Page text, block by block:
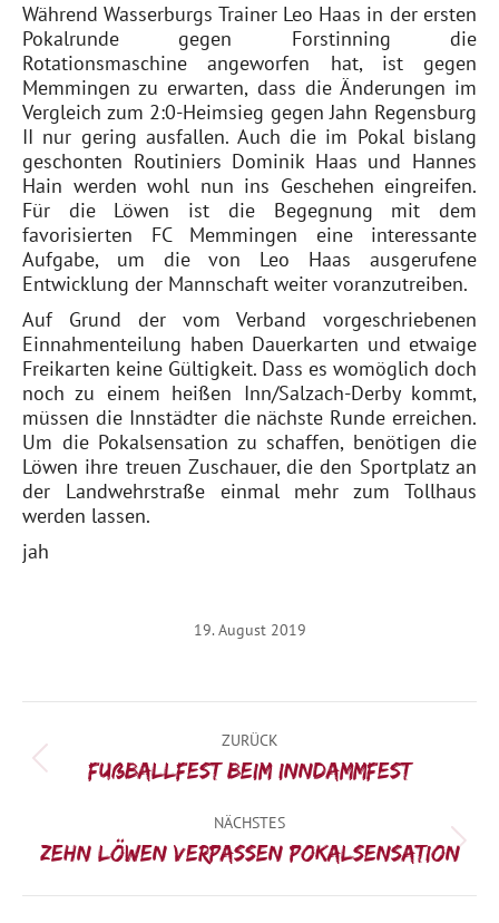
Während Wasserburgs Trainer Leo Haas in der ersten
Pokalrunde gegen Forstinning die
Rotationsmaschine angeworfen hat, ist gegen
Memmingen zu erwarten, dass die Änderungen im
Vergleich zum 2:0-Heimsieg gegen Jahn Regensburg
II nur gering ausfallen. Auch die im Pokal bislang
geschonten Routiniers Dominik Haas und Hannes
Hain werden wohl nun ins Geschehen eingreifen.
Für die Löwen ist die Begegnung mit dem
favorisierten FC Memmingen eine interessante
Aufgabe, um die von Leo Haas ausgerufene
Entwicklung der Mannschaft weiter voranzutreiben.
Auf Grund der vom Verband vorgeschriebenen
Einnahmenteilung haben Dauerkarten und etwaige
Freikarten keine Gültigkeit. Dass es womöglich doch
noch zu einem heißen Inn/Salzach-Derby kommt,
müssen die Innstädter die nächste Runde erreichen.
Um die Pokalsensation zu schaffen, benötigen die
Löwen ihre treuen Zuschauer, die den Sportplatz an
der Landwehrstraße einmal mehr zum Tollhaus
werden lassen.
jah
19. August 2019
ZURÜCK
Vorheriger
Fußballfest beim Inndammfest
NÄCHSTES
Nächster
Zehn Löwen verpassen Pokalsensation